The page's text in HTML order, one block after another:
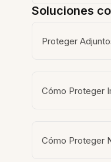
Soluciones
Proteger
Cómo Proteger
Cómo Proteger